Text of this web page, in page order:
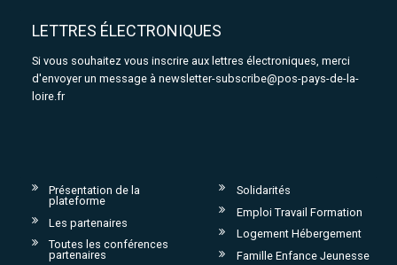
LETTRES ÉLECTRONIQUES
Si vous souhaitez vous inscrire aux lettres électroniques, merci
d'envoyer un message à newsletter-subscribe@pos-pays-de-la-
loire.fr
Présentation de la
plateforme
Les partenaires
Toutes les conférences
partenaires
Solidarités
Emploi Travail Formation
Logement Hébergement
Famille Enfance Jeunesse